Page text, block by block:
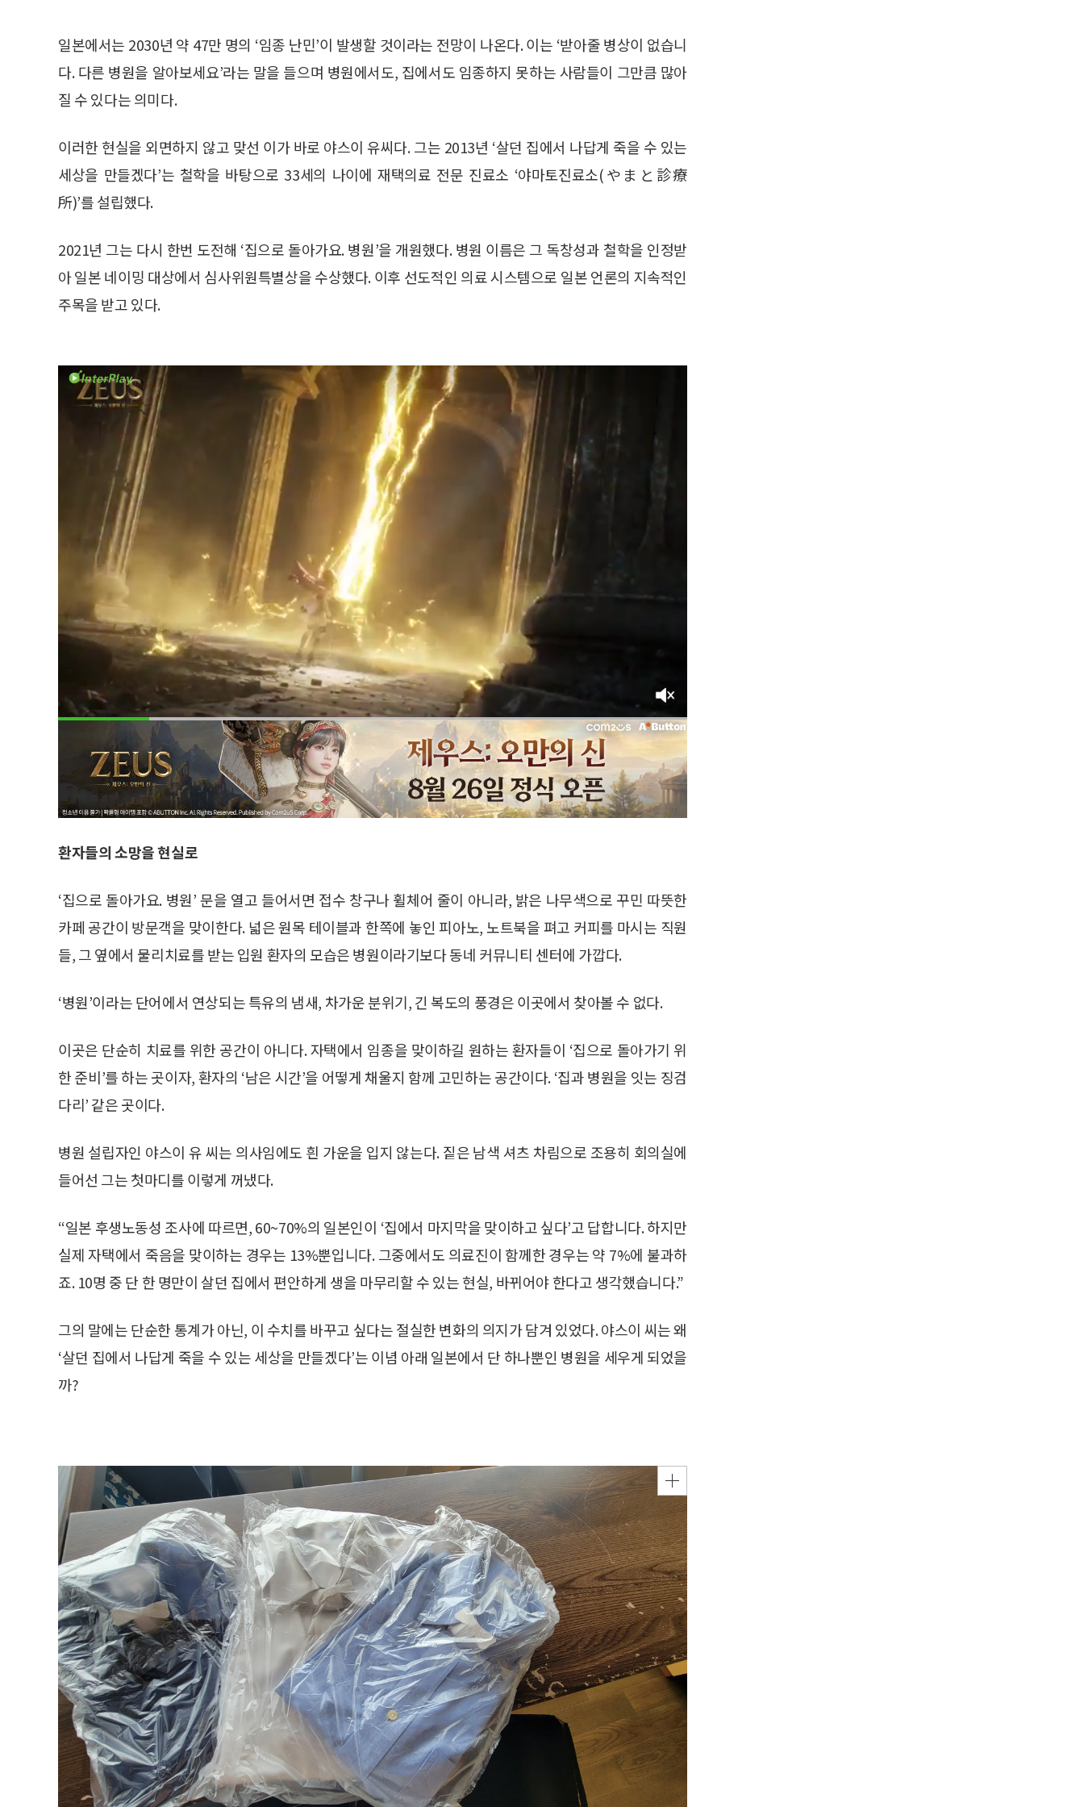
일본에서는 2030년 약 47만 명의 ‘임종 난민’이 발생할 것이라는 전망이 나온다. 이는 ‘받아줄 병상이 없습니
다. 다른 병원을 알아보세요’라는 말을 들으며 병원에서도, 집에서도 임종하지 못하는 사람들이 그만큼 많아
질 수 있다는 의미다.
이러한 현실을 외면하지 않고 맞선 이가 바로 야스이 유씨다. 그는 2013년 ‘살던 집에서 나답게 죽을 수 있는
세상을 만들겠다’는 철학을 바탕으로 33세의 나이에 재택의료 전문 진료소 ‘야마토진료소(やまと診療
所)’를 설립했다.
2021년 그는 다시 한번 도전해 ‘집으로 돌아가요. 병원’을 개원했다. 병원 이름은 그 독창성과 철학을 인정받
아 일본 네이밍 대상에서 심사위원특별상을 수상했다. 이후 선도적인 의료 시스템으로 일본 언론의 지속적인
주목을 받고 있다.
환자들의 소망을 현실로
‘집으로 돌아가요. 병원’ 문을 열고 들어서면 접수 창구나 휠체어 줄이 아니라, 밝은 나무색으로 꾸민 따뜻한
카페 공간이 방문객을 맞이한다. 넓은 원목 테이블과 한쪽에 놓인 피아노, 노트북을 펴고 커피를 마시는 직원
들, 그 옆에서 물리치료를 받는 입원 환자의 모습은 병원이라기보다 동네 커뮤니티 센터에 가깝다.
‘병원’이라는 단어에서 연상되는 특유의 냄새, 차가운 분위기, 긴 복도의 풍경은 이곳에서 찾아볼 수 없다.
이곳은 단순히 치료를 위한 공간이 아니다. 자택에서 임종을 맞이하길 원하는 환자들이 ‘집으로 돌아가기 위
한 준비’를 하는 곳이자, 환자의 ‘남은 시간’을 어떻게 채울지 함께 고민하는 공간이다. ‘집과 병원을 잇는 징검
다리’ 같은 곳이다.
병원 설립자인 야스이 유 씨는 의사임에도 흰 가운을 입지 않는다. 짙은 남색 셔츠 차림으로 조용히 회의실에
들어선 그는 첫마디를 이렇게 꺼냈다.
“일본 후생노동성 조사에 따르면, 60~70%의 일본인이 ‘집에서 마지막을 맞이하고 싶다’고 답합니다. 하지만
실제 자택에서 죽음을 맞이하는 경우는 13%뿐입니다. 그중에서도 의료진이 함께한 경우는 약 7%에 불과하
죠. 10명 중 단 한 명만이 살던 집에서 편안하게 생을 마무리할 수 있는 현실, 바뀌어야 한다고 생각했습니다.”
그의 말에는 단순한 통계가 아닌, 이 수치를 바꾸고 싶다는 절실한 변화의 의지가 담겨 있었다. 야스이 씨는 왜
‘살던 집에서 나답게 죽을 수 있는 세상을 만들겠다’는 이념 아래 일본에서 단 하나뿐인 병원을 세우게 되었을
까?